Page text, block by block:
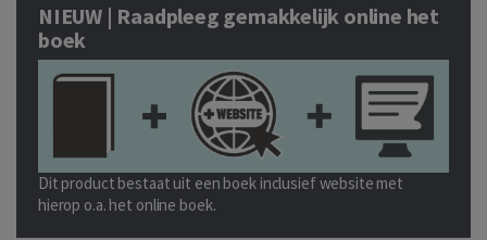
NIEUW | Raadpleeg gemakkelijk online het
boek
Dit product bestaat uit een boek inclusief website met
hierop o.a. het online boek.